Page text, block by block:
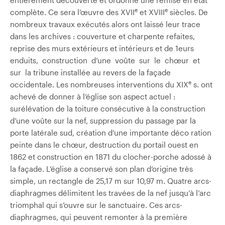
complète. Ce sera l’œuvre des XVIIe et XVIIIe siècles. De
nombreux travaux exécutés alors ont laissé leur trace
dans les archives : couverture et charpente refaites,
reprise des murs extérieurs et intérieurs et de 1eurs
enduits, construction d’une voûte sur le chœur et
sur la tribune installée au revers de la façade
occidentale. Les nombreuses interventions du XIXe s. ont
achevé de donner à l’église son aspect actuel :
surélévation de la toiture consécutive à la construction
d’une voûte sur la nef, suppression du passage par la
porte latérale sud, création d’une importante déco­ ration
peinte dans le chœur, destruction du portail ouest en
1862 et construction en 1871 du clocher-porche adossé à
la façade. L’église a conservé son plan d’origine très
simple, un rectangle de 25,17 m sur 10,97 m. Quatre arcs-
diaphragmes délimitent les travées de la nef jusqu’à l’arc
triomphal qui s’ouvre sur le sanctuaire. Ces arcs-
diaphragmes, qui peuvent remonter à la première